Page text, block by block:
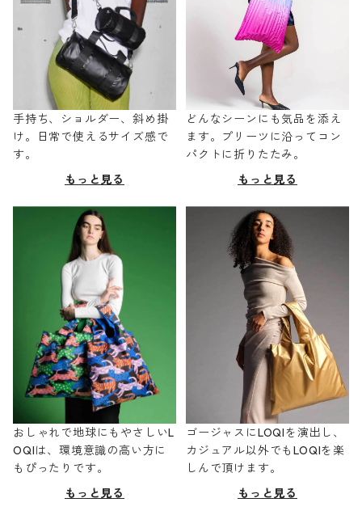
手持ち、ショルダー、斜め掛
け。日常で使えるサイズ感で
す。
もっと見る
どんなシーンにも気品を添え
ます。プリーツに沿ってコン
パクトに折りたたみ。
もっと見る
おしゃれで地球にもやさしいL
OQIは、環境意識の高い方に
もぴったりです。
もっと見る
ゴージャスにLOQIを演出し、
カジュアル以外でもLOQIを楽
しんで頂けます。
もっと見る